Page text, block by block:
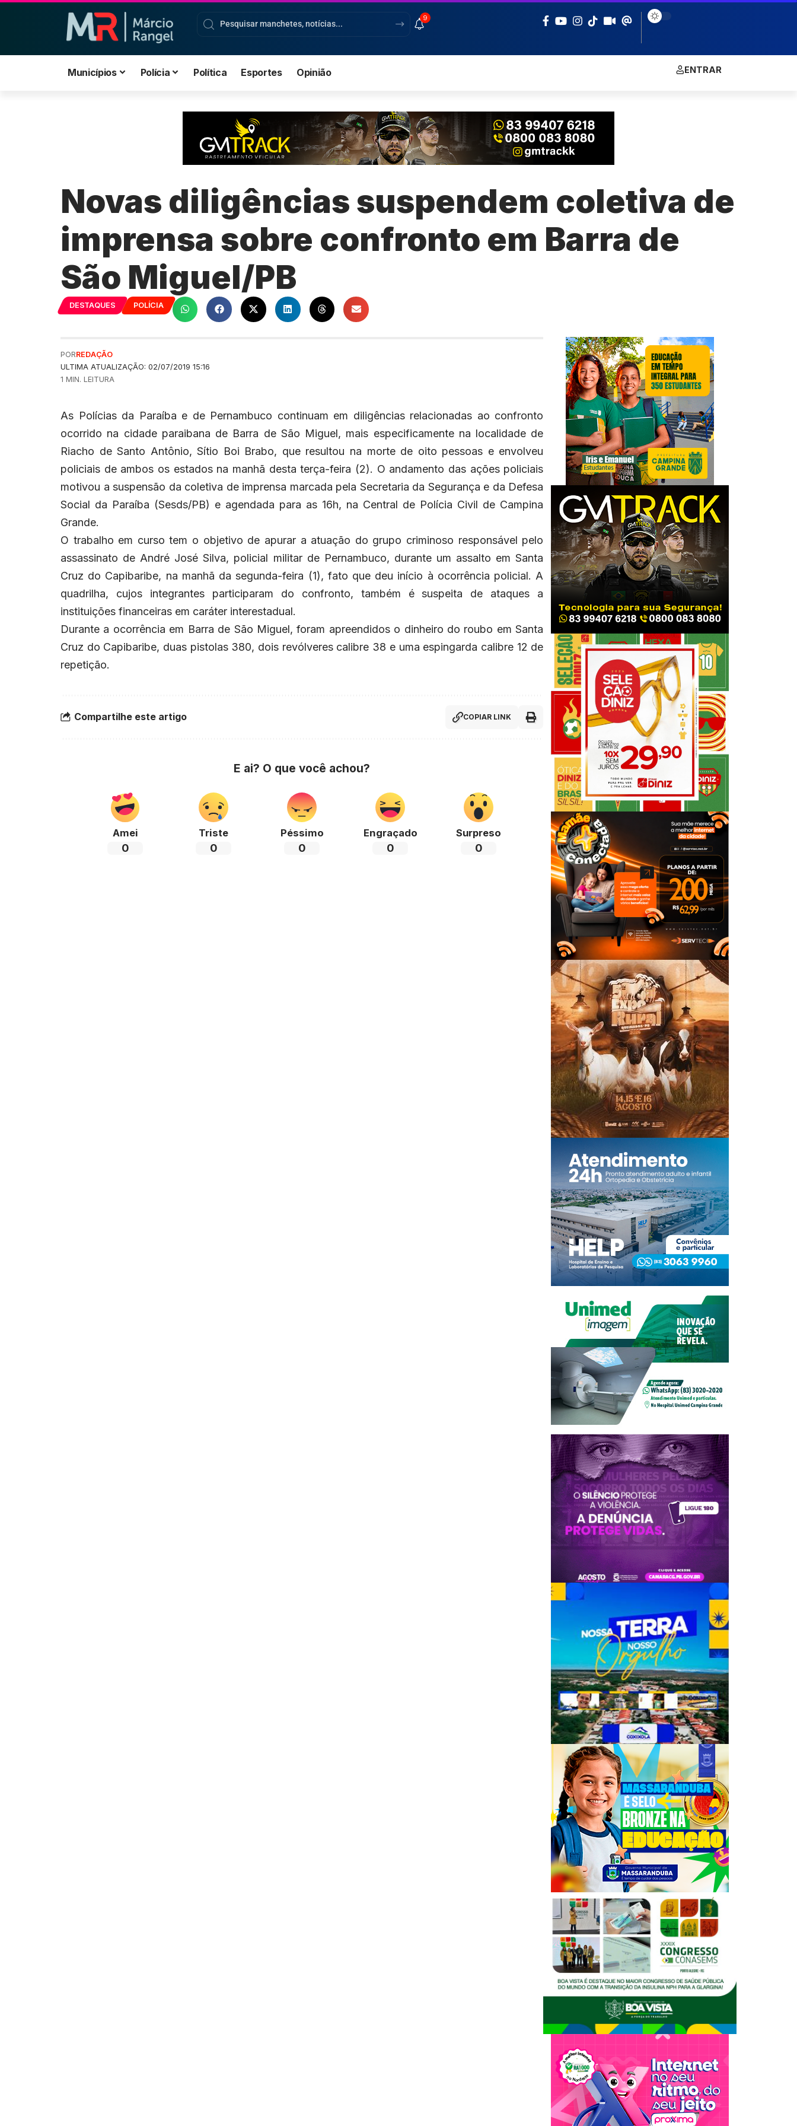
9
Municípios Polícia Política Esportes Opinião ENTRAR
Novas diligências suspendem coletiva de
imprensa sobre confronto em Barra de
São Miguel/PB
DESTAQUES POLÍCIA
ULTIMA ATUALIZAÇÃO: 02/07/2019 15:16
PORREDAÇÃO
1 MIN. LEITURA
As Polícias da Paraíba e de Pernambuco continuam em diligências relacionadas ao confronto
ocorrido na cidade paraibana de Barra de São Miguel, mais especificamente na localidade de
Riacho de Santo Antônio, Sítio Boi Brabo, que resultou na morte de oito pessoas e envolveu
policiais de ambos os estados na manhã desta terça-feira (2). O andamento das ações policiais
motivou a suspensão da coletiva de imprensa marcada pela Secretaria da Segurança e da Defesa
Social da Paraíba (Sesds/PB) e agendada para as 16h, na Central de Polícia Civil de Campina
Grande.
O trabalho em curso tem o objetivo de apurar a atuação do grupo criminoso responsável pelo
assassinato de André José Silva, policial militar de Pernambuco, durante um assalto em Santa
Cruz do Capibaribe, na manhã da segunda-feira (1), fato que deu início à ocorrência policial. A
quadrilha, cujos integrantes participaram do confronto, também é suspeita de ataques a
instituições financeiras em caráter interestadual.
Durante a ocorrência em Barra de São Miguel, foram apreendidos o dinheiro do roubo em Santa
Cruz do Capibaribe, duas pistolas 380, dois revólveres calibre 38 e uma espingarda calibre 12 de
repetição.
Compartilhe este artigo COPIAR LINK
E ai? O que você achou?
Amei
0
Triste
0
Péssimo
0
Engraçado
0
Surpreso
0